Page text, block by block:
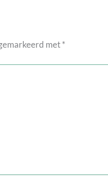
met*